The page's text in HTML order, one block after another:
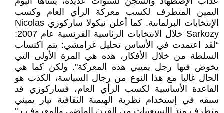
اليمين المتطرف لكسب معركة الرأي العام وكسب
الإنتخابات البرلمانية. كما أعلن نيكولا ساركوزي Nicolas
Sarkozy خلال الانتخابات الرئاسية الفرنسية عام 2007:
“لقد اعتمدت في الأساس تحليل غرامشي: يتم اكتساب
السلطة من خلال الأفكار، هذه هي المرة الأولى التي
يخوض فيها رجل يميني هذه المعركة". ولكن كما هي
الحال غالبا مع هذا النوع من رجال السياسة، الكذب هو
القاعدة الأساسية لكسب الرأي العام، فساركوزي قد
سبقه في إستخدام نظرية الهيمنة الثقافية تيار يميني